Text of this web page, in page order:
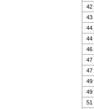
42
43
44
44
46
47
47
49
49
51